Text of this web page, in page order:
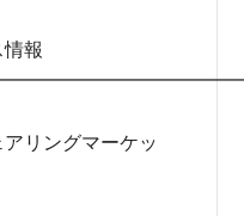
報
リングマーケッ